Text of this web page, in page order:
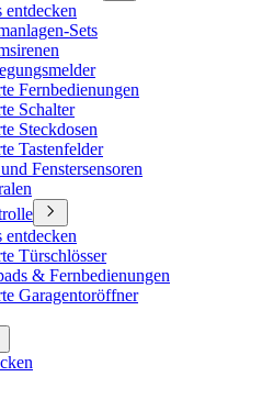
entdecken
Sets
Fernbedienungen
Schalter
Steckdosen
Tastenfelder
Fenstersensoren
entdecken
Türschlösser
& Fernbedienungen
Garagentoröffner